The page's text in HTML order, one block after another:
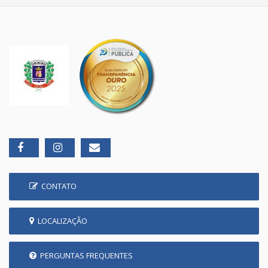
CONTATO
LOCALIZAÇÃO
PERGUNTAS FREQUENTES